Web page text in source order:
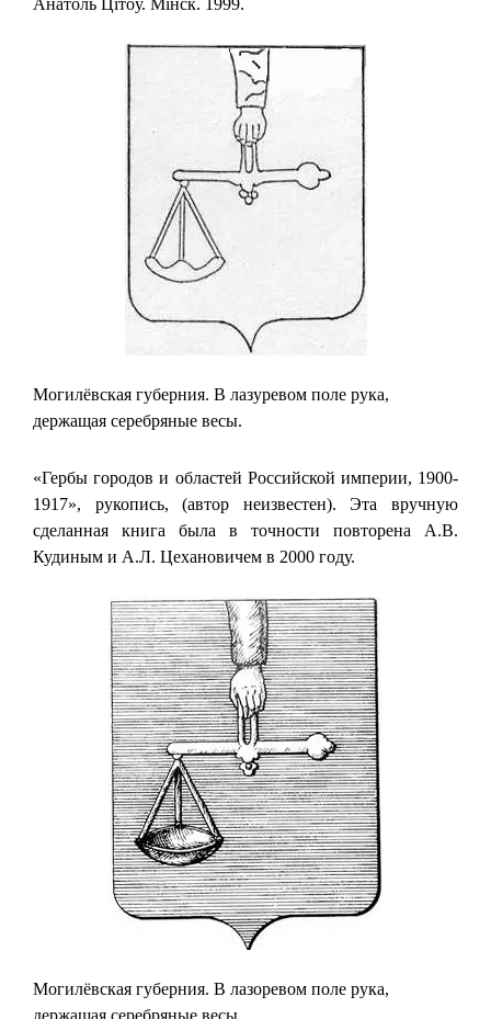
Могилёвская губерния. В лазуревом поле рука,
держащая серебряные весы.
«Гербы городов и областей Российской империи, 1900-
1917», рукопись, (автор неизвестен). Эта вручную
сделанная книга была в точности повторена А.В.
Кудиным и А.Л. Цехановичем в 2000 году.
Могилёвская губерния. В лазоревом поле рука,
держащая серебряные весы.